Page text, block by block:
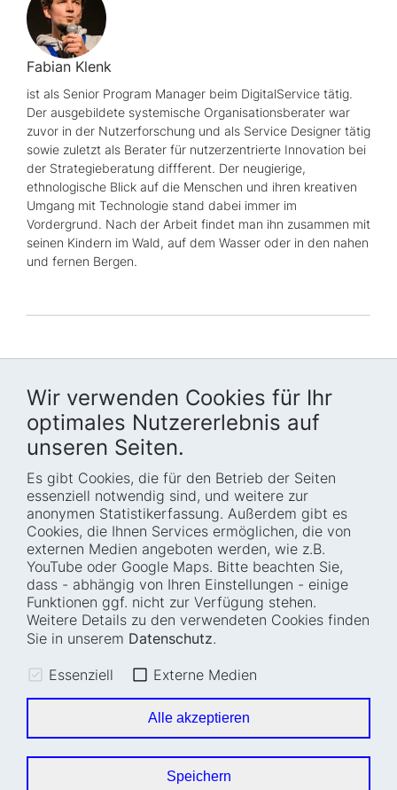
Wir verwenden Cookies für Ihr
optimales Nutzererlebnis auf
unseren Seiten.
Es gibt Cookies, die für den Betrieb der Seiten
essenziell notwendig sind, und weitere zur
anonymen Statistikerfassung. Außerdem gibt es
Cookies, die Ihnen Services ermöglichen, die von
externen Medien angeboten werden, wie z.B.
YouTube oder Google Maps. Bitte beachten Sie,
dass - abhängig von Ihren Einstellungen - einige
Funktionen ggf. nicht zur Verfügung stehen.
Weitere Details zu den verwendeten Cookies finden
Sie in unserem Datenschutz.
Essenziell Externe Medien
Alle akzeptieren
Speichern
Fabian Klenk
ist als Senior Program Manager beim DigitalService tätig.
Der ausgebildete systemische Organisationsberater war
zuvor in der Nutzerforschung und als Service Designer tätig
sowie zuletzt als Berater für nutzerzentrierte Innovation bei
der Strategieberatung diffferent. Der neugierige,
ethnologische Blick auf die Menschen und ihren kreativen
Umgang mit Technologie stand dabei immer im
Vordergrund. Nach der Arbeit findet man ihn zusammen mit
seinen Kindern im Wald, auf dem Wasser oder in den nahen
und fernen Bergen.
Startseite
Wer wir sind
Wie wir arbeiten
Projekte
Fellowships
Karriere
Blog
Presse
Termine
Barrierefreiheit
Transparenz
Glossar
Anfahrt und
Leichte Sprache
Erklärung zur
Barrierefreiheit
Impressum
Sitemap
Cookie-Einstellungen